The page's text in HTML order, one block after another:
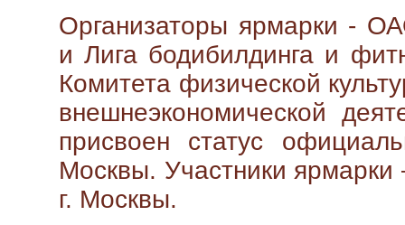
Организаторы ярмарки -
и Лига бодибилдинга и
Комитета физической
внешнеэкономической
присвоен статус
Москвы. Участники
г. Москвы.